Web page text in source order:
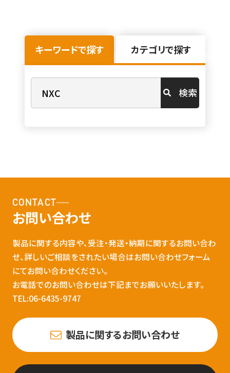
キーワードで探す カテゴリで探す
検索
CONTACT
お問い合わせ
製品に関する内容や、受注・発送・納期に関するお問い合わ
せ、詳しいご相談をされたい場合はお問い合わせフォーム
にてお問い合わせください。
お電話でのお問い合わせは下記までお願いいたします。
TEL:06-6435-9747
製品に関するお問い合わせ